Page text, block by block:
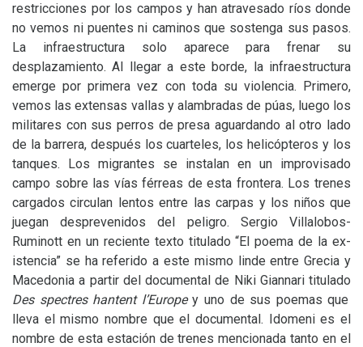
restricciones por los campos y han atravesado ríos donde
no vemos ni puentes ni caminos que sostenga sus pasos.
La infraestructura solo aparece para frenar su
desplazamiento. Al llegar a este borde, la infraestructura
emerge por primera vez con toda su violencia. Primero,
vemos las extensas vallas y alambradas de púas, luego los
militares con sus perros de presa aguardando al otro lado
de la barrera, después los cuarteles, los helicópteros y los
tanques. Los migrantes se instalan en un improvisado
campo sobre las vías férreas de esta frontera. Los trenes
cargados circulan lentos entre las carpas y los niños que
juegan desprevenidos del peligro. Sergio Villalobos-
Ruminott en un reciente texto titulado “El poema de la ex-
istencia” se ha referido a este mismo linde entre Grecia y
Macedonia a partir del documental de Niki Giannari titulado
Des spectres hantent l’Europey uno de sus poemas que
lleva el mismo nombre que el documental. Idomeni es el
nombre de esta estación de trenes mencionada tanto en el